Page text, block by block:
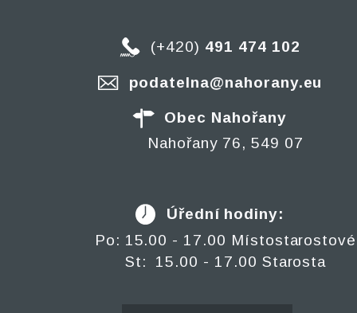
(+420) 491 474 102
podatelna@nahorany.eu
Obec Nahořany
Nahořany 76, 549 07
Úřední hodiny:
Po: 15.00 - 17.00 Místostarostové
St: 15.00 - 17.00 Starosta